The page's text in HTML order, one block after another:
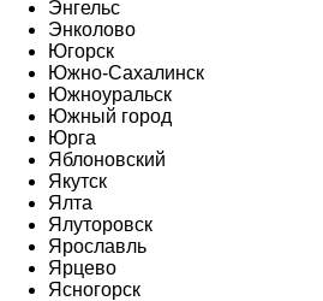
Энгельс
Энколово
Югорск
Южно-Сахалинск
Южноуральск
Южный город
Юрга
Яблоновский
Якутск
Ялта
Ялуторовск
Ярославль
Ярцево
Ясногорск